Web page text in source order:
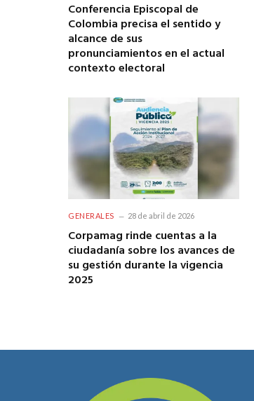
Conferencia Episcopal de
Colombia precisa el sentido y
alcance de sus
pronunciamientos en el actual
contexto electoral
GENERALES 28 de abril de 2026
Corpamag rinde cuentas a la
ciudadanía sobre los avances de
su gestión durante la vigencia
2025